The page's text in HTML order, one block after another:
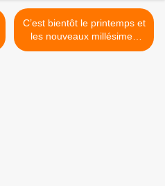
C’est bientôt le printemps et
les nouveaux millésimes
commencent à apparaitre.